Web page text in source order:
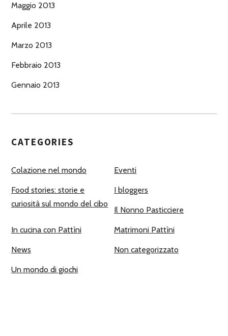
Maggio 2013
Aprile 2013
Marzo 2013
Febbraio 2013
Gennaio 2013
CATEGORIES
Colazione nel mondo Eventi
Food stories: storie e
curiosità sul mondo del cibo
I bloggers
Il Nonno Pasticciere
In cucina con Pattìni Matrimoni Pattìni
News Non categorizzato
Un mondo di giochi